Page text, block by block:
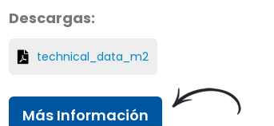
Descargas:
technical_data_m2
Más Información